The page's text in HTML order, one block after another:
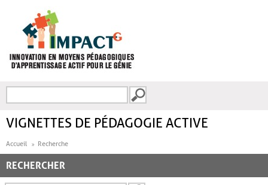
FORMULAIRE DE
VIGNETTES DE PÉDAGOGIE ACTIVE
Accueil Recherche
RECHERCHER